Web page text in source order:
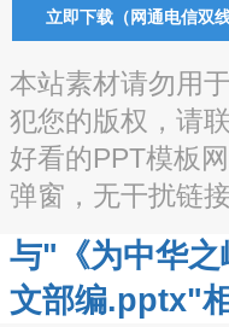
立即下载（网通电信双线
本站素材请勿用
犯您的版权，请
好看的PPT模板
弹窗，无干扰链
与"《为中华之
文部编.pptx"